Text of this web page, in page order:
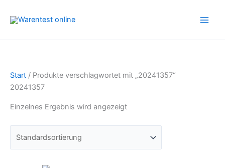
Inhalt
Start / Produkte verschlagwortet mit „20241357“
20241357
Einzelnes Ergebnis wird angezeigt